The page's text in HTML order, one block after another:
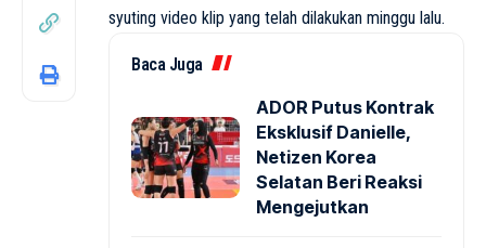
syuting video klip yang telah dilakukan minggu lalu.
Baca Juga
ADOR Putus Kontrak
Eksklusif Danielle,
Netizen Korea
Selatan Beri Reaksi
Mengejutkan